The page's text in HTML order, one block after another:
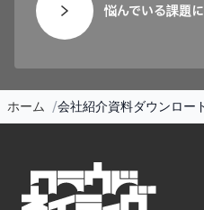
悩んでいる課題
ホーム 会社紹介資料ダウンロー